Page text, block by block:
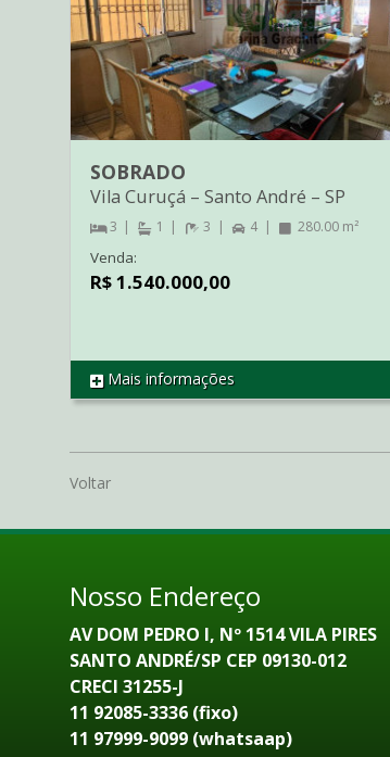
REF SO3093
SOBRADO
Vila Curuçá – Santo André – SP
3 1 3 4 280.00 m²
Venda:
R$ 1.540.000,00
Mais informações
Voltar
Nosso Endereço
AV DOM PEDRO I, Nº 1514 VILA PIRES
SANTO ANDRÉ/SP CEP 09130-012
CRECI 31255-J
11 92085-3336 (fixo)
11 97999-9099 (whatsaap)